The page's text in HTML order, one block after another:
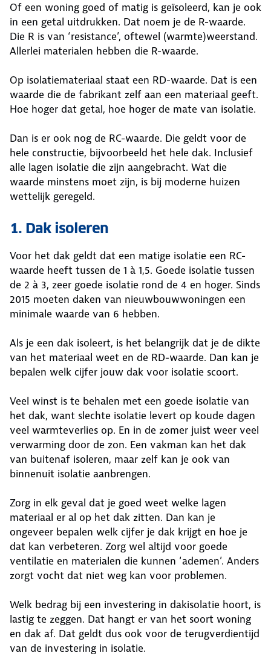
Of een woning goed of matig is geïsoleerd, kan je ook
in een getal uitdrukken. Dat noem je de R-waarde.
Die R is van ‘resistance’, oftewel (warmte)weerstand.
Allerlei materialen hebben die R-waarde.
Op isolatiemateriaal staat een RD-waarde. Dat is een
waarde die de fabrikant zelf aan een materiaal geeft.
Hoe hoger dat getal, hoe hoger de mate van isolatie.
Dan is er ook nog de RC-waarde. Die geldt voor de
hele constructie, bijvoorbeeld het hele dak. Inclusief
alle lagen isolatie die zijn aangebracht. Wat die
waarde minstens moet zijn, is bij moderne huizen
wettelijk geregeld.
1. Dak isoleren
Voor het dak geldt dat een matige isolatie een RC-
waarde heeft tussen de 1 à 1,5. Goede isolatie tussen
de 2 à 3, zeer goede isolatie rond de 4 en hoger. Sinds
2015 moeten daken van nieuwbouwwoningen een
minimale waarde van 6 hebben.
Als je een dak isoleert, is het belangrijk dat je de dikte
van het materiaal weet en de RD-waarde. Dan kan je
bepalen welk cijfer jouw dak voor isolatie scoort.
Veel winst is te behalen met een goede isolatie van
het dak, want slechte isolatie levert op koude dagen
veel warmteverlies op. En in de zomer juist weer veel
verwarming door de zon. Een vakman kan het dak
van buitenaf isoleren, maar zelf kan je ook van
binnenuit isolatie aanbrengen.
Zorg in elk geval dat je goed weet welke lagen
materiaal er al op het dak zitten. Dan kan je
ongeveer bepalen welk cijfer je dak krijgt en hoe je
dat kan verbeteren. Zorg wel altijd voor goede
ventilatie en materialen die kunnen ‘ademen’. Anders
zorgt vocht dat niet weg kan voor problemen.
Welk bedrag bij een investering in dakisolatie hoort, is
lastig te zeggen. Dat hangt er van het soort woning
en dak af. Dat geldt dus ook voor de terugverdientijd
van de investering in isolatie.